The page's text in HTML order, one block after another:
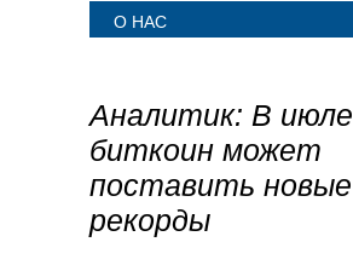
О НАС
Аналитик: В июле
биткоин может
поставить новые
рекорды